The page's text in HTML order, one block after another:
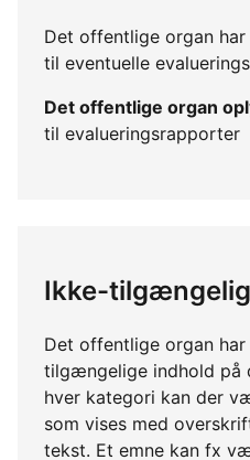
Det offentlige organ
til eventuelle
Det offentlige organ
til evalueringsrapporter
Ikke-
Det offentlige organ
tilgængelige indhold på
hver kategori kan der
som vises med
tekst. Et emne kan fx